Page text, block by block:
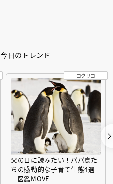
今日のトレンド
父の日に読みたい！パパ鳥た
ちの感動的な子育て生態4選
｜図鑑MOVE
コクリコ